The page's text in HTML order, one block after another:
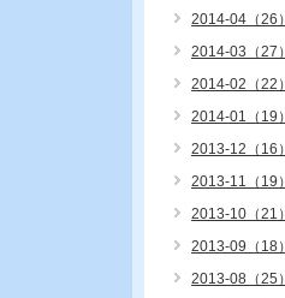
2014-04（26）
2014-03（27）
2014-02（22）
2014-01（19）
2013-12（16）
2013-11（19）
2013-10（21）
2013-09（18）
2013-08（25）